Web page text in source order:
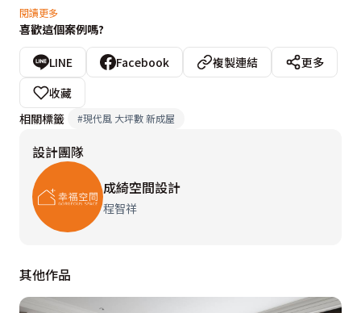
派質韻。為避免大片鏡面會有呆板且俗氣的問題，程智祥
設計師在鏡面上以幾何圖形切割，增加細節處的精緻度，
多處鏡面則運用線板框飾，柔中帶剛，讓溫潤的線條勾勒
出家的典雅溫馨輪廓，滿溢新古典氣息。
以鏡面為鞋櫃櫃面，不但為本案設計寬敞的開場白，也讓
窗外景色都能引進室內。進入公領域後即是開放式空間，
不運用實牆隔間，僅以天花分界，可將客廳大面積的落地
採光引入餐廳、廚房。針對結構樑的部分，程智祥設計師
並框塑優雅品味生活。
閱讀更多
喜歡這個案例嗎?
LINE Facebook 複製連結
更多
收藏
相關標籤
#現代風 大坪數 新成屋
設計團隊
成綺空間設計
程智祥
其他作品